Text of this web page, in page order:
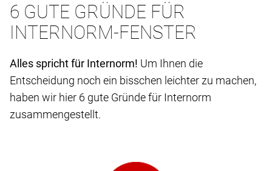
6 GUTE GRÜNDE FÜR
INTERNORM-FENSTER
Alles spricht für Internorm! Um Ihnen die
Entscheidung noch ein bisschen leichter zu machen,
haben wir hier 6 gute Gründe für Internorm
zusammengestellt.